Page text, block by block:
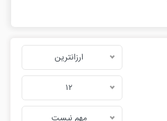
ارزانترین
۱۲
مهم نیست